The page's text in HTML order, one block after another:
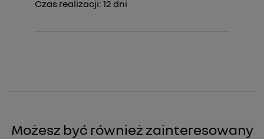
Czas realizacji: 12 dni
Możesz być również zainteresowany